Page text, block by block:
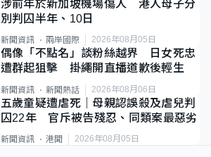
涉前年於新加坡機場傷人 港人母子分
別判囚半年、10日
新聞資訊 兩岸國際 2026年08月05日
偶像「不點名」談粉絲越界 日女死忠
遭群起狙擊 掛繩開直播道歉後輕生
新聞資訊 新聞熱話 2026年08月06日
五歲童疑遭虐死｜母親認誤殺及虐兒判
囚22年 官斥被告殘忍、同類案最惡劣
新聞資訊 港聞 2026年08月05日